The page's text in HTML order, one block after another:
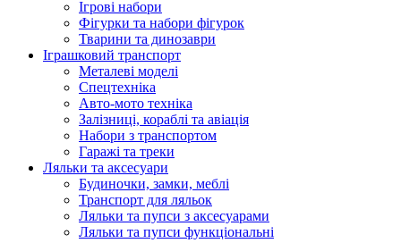
Ігрові набори
Фігурки та набори фігурок
Тварини та динозаври
Іграшковий транспорт
Металеві моделі
Спецтехніка
Авто-мото техніка
Залізниці, кораблі та авіація
Набори з транспортом
Гаражі та треки
Ляльки та аксесуари
Будиночки, замки, меблі
Транспорт для ляльок
Ляльки та пупси з аксесуарами
Ляльки та пупси функціональні